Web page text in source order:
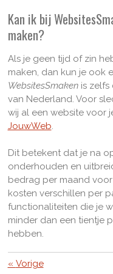
Kan ik bij
maken?
Als je geen tijd of zin
maken, dan kun je ook
WebsitesSmakenis zelfs
van Nederland. Voor
wij al een website voor
JouwWeb.
Dit betekent dat je na
onderhouden en
bedrag per maand
kosten verschillen per
functionaliteiten die je
minder dan een tientje
hebben.
« Vorige